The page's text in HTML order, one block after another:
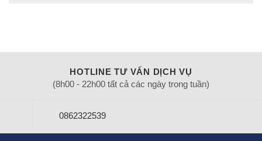
HOTLINE TƯ VẤN DỊCH VỤ
(8h00 - 22h00 tất cả các ngày trong tuần)
0862322539